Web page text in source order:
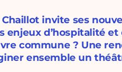
invite ses
enjeux d’hospitalité
commune ? Une
ensemble un